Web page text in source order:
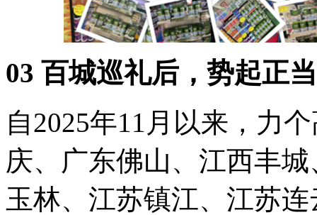
03 百城巡礼后，势起正
自2025年11月以来，力
庆、广东佛山、江西丰
玉林、江苏镇江、江苏